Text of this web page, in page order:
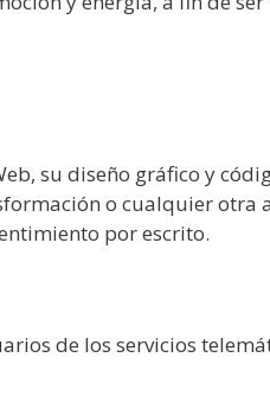
su diseño gráfico y
o cualquier otra
por escrito.
de los servicios